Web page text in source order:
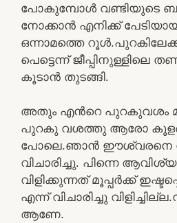
പോകുമ്പോൾ വണ്ടിയുടെ
നോക്കാൻ എനിക്ക്
ഒന്നാമത്തെ
പെട്ടെന്ന് ജീപ്പിനുള്ളിലെ
കൂടാൻ തുടങ്ങി.
അതും എൻറെ പുറകുവശം
പുറകു വശത്തു ആരോ
പോലെ.ഞാൻ ഈശ്വരനെ
വിചാരിച്ചു. പിന്നെ
വിളിക്കുന്നത് മൂപ്പർക്ക്
എന്ന് വിചാരിച്ചു
ആണേ.